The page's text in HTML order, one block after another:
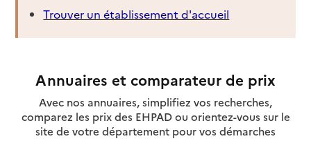
Trouver un établissement d'accueil
Annuaires et comparateur de prix
Avec nos annuaires, simplifiez vos recherches,
comparez les prix des EHPAD ou orientez-vous sur le
site de votre département pour vos démarches